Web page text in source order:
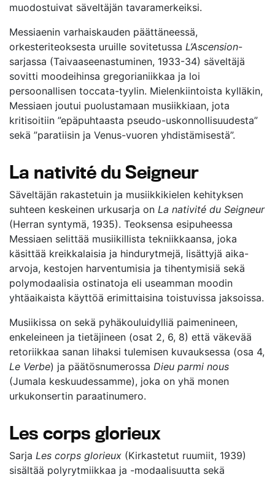
muodostuivat säveltäjän tavaramerkeiksi.
Messiaenin varhaiskauden päättäneessä,
orkesteriteoksesta uruille sovitetussa L’Ascension-
sarjassa (Taivaaseenastuminen, 1933-34) säveltäjä
sovitti moodeihinsa gregorianiikkaa ja loi
persoonallisen toccata-tyylin. Mielenkiintoista kylläkin,
Messiaen joutui puolustamaan musiikkiaan, jota
kritisoitiin ”epäpuhtaasta pseudo-uskonnollisuudesta”
sekä ”paratiisin ja Venus-vuoren yhdistämisestä”.
La nativité du Seigneur
Säveltäjän rakastetuin ja musiikkikielen kehityksen
suhteen keskeinen urkusarja on La nativité du Seigneur
(Herran syntymä, 1935). Teoksensa esipuheessa
Messiaen selittää musiikillista tekniikkaansa, joka
käsittää kreikkalaisia ja hindurytmejä, lisättyjä aika-
arvoja, kestojen harventumisia ja tihentymisiä sekä
polymodaalisia ostinatoja eli useamman moodin
yhtäaikaista käyttöä erimittaisina toistuvissa jaksoissa.
Musiikissa on sekä pyhäkouluidylliä paimenineen,
enkeleineen ja tietäjineen (osat 2, 6, 8) että väkevää
retoriikkaa sanan lihaksi tulemisen kuvauksessa (osa 4,
Le Verbe) ja päätösnumerossa Dieu parmi nous
(Jumala keskuudessamme), joka on yhä monen
urkukonsertin paraatinumero.
Les corps glorieux
Sarja Les corps glorieux (Kirkastetut ruumiit, 1939)
sisältää polyrytmiikkaa ja -modaalisuutta sekä